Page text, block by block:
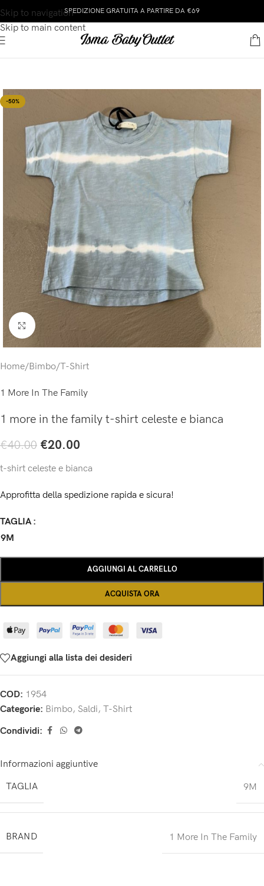
Skip to navigation
Skip to main content
SPEDIZIONE GRATUITA A PARTIRE DA €69
-50%
Click to enlarge
Home/Bimbo/T-Shirt
1 More In The Family
1 more in the family t-shirt celeste e bianca
€40.00 €20.00
t-shirt celeste e bianca
Approfitta della spedizione rapida e sicura!
TAGLIA
9M
AGGIUNGI AL CARRELLO
ACQUISTA ORA
Aggiungi alla lista dei desideri
COD: 1954
Categorie: Bimbo, Saldi, T-Shirt
Condividi:
Informazioni aggiuntive
TAGLIA
9M
BRAND 1 More In The Family